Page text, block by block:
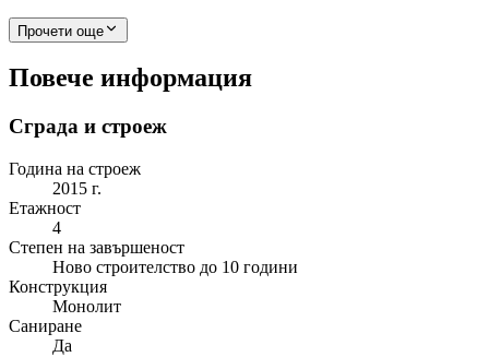
Прочети още
Повече информация
Сграда и строеж
Година на строеж
2015 г.
Етажност
4
Степен на завършеност
Ново строителство до 10 години
Конструкция
Монолит
Саниране
Да